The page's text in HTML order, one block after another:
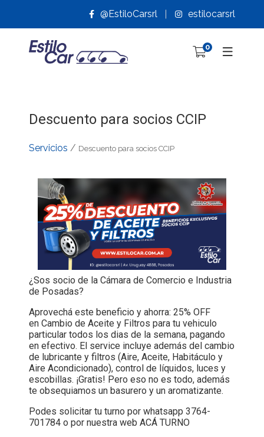
@EstiloCarsrl estilocarsrl
0
Descuento para socios CCIP
Servicios / Descuento para socios CCIP
¿Sos socio de la Cámara de Comercio e Industria
de Posadas?
Aprovechá este beneficio y ahorra: 25% OFF
en Cambio de Aceite y Filtros para tu vehiculo
particular todos los dias de la semana, pagando
en efectivo. El service incluye además del cambio
de lubricante y filtros (Aire, Aceite, Habitáculo y
Aire Acondicionado), control de líquidos, luces y
escobillas. ¡Gratis! Pero eso no es todo, además
te obsequiamos un basurero y un aromatizante.
Podes solicitar tu turno por whatsapp 3764-
701784 o por nuestra web ACÁ TURNO